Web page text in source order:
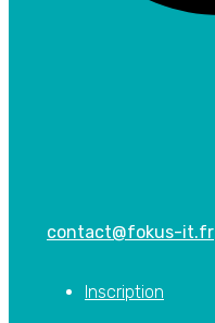
contact@fokus-it.fr
Inscription